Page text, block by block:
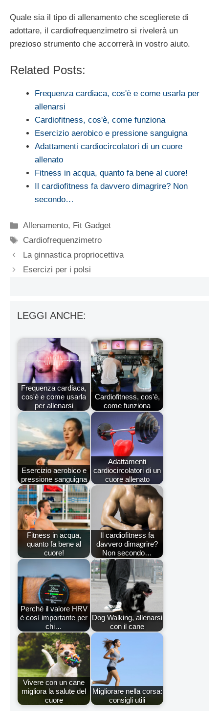
Quale sia il tipo di allenamento che sceglierete di
adottare, il cardiofrequenzimetro si rivelerà un
prezioso strumento che accorrerà in vostro aiuto.
Related Posts:
Frequenza cardiaca, cos'è e come usarla per
allenarsi
Cardiofitness, cos'è, come funziona
Esercizio aerobico e pressione sanguigna
Adattamenti cardiocircolatori di un cuore
allenato
Fitness in acqua, quanto fa bene al cuore!
Il cardiofitness fa davvero dimagrire? Non
secondo…
Categorie
Allenamento, Fit Gadget
Tag
Cardiofrequenzimetro
La ginnastica propriocettiva
Esercizi per i polsi
LEGGI ANCHE:
Frequenza cardiaca,
cos'è e come usarla
per allenarsi
Cardiofitness, cos'è,
come funziona
Esercizio aerobico e
pressione sanguigna
Adattamenti
cardiocircolatori di un
cuore allenato
Fitness in acqua,
quanto fa bene al
cuore!
Il cardiofitness fa
davvero dimagrire?
Non secondo…
Perché il valore HRV
è così importante per
chi…
Dog Walking, allenarsi
con il cane
Vivere con un cane
migliora la salute del
cuore
Migliorare nella corsa:
consigli utili